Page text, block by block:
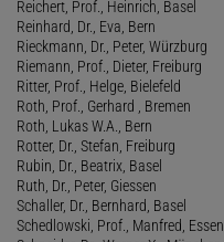
Reichert, Prof., Heinrich, Basel
Reinhard, Dr., Eva, Bern
Rieckmann, Dr., Peter, Würzburg
Riemann, Prof., Dieter, Freiburg
Ritter, Prof., Helge, Bielefeld
Roth, Prof., Gerhard , Bremen
Roth, Lukas W.A., Bern
Rotter, Dr., Stefan, Freiburg
Rubin, Dr., Beatrix, Basel
Ruth, Dr., Peter, Giessen
Schaller, Dr., Bernhard, Basel
Schedlowski, Prof., Manfred, Essen